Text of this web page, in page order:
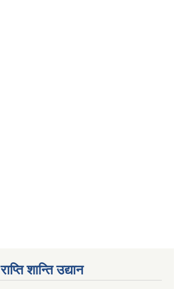
राप्ति शान्ति उद्यान